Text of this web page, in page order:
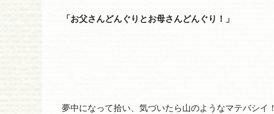
「お父さんどんぐりとお母さんどんぐり！」
夢中になって拾い、気づいたら山のようなマテバシイ！